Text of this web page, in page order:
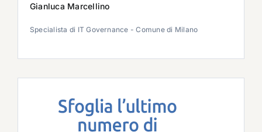
Gianluca Marcellino
Specialista di IT Governance - Comune di Milano